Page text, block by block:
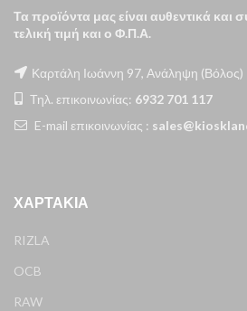
Τα προϊόντα μας είναι αυθεντικά και
τελική τιμή και ο Φ.Π.Α.
Καρτάλη Ιωάννη 97, Ανάληψη (Βόλος)
Τηλ. επικοινωνίας: 6932 701 117
E-mail επικοινωνίας :
ΧΑΡΤΆΚΙΑ
RIZLA
OCB
RAW